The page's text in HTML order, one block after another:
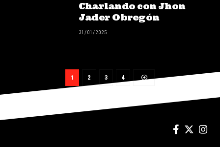
Charlando con Jhon
Jader Obregón
31/01/2025
1 2 3 4